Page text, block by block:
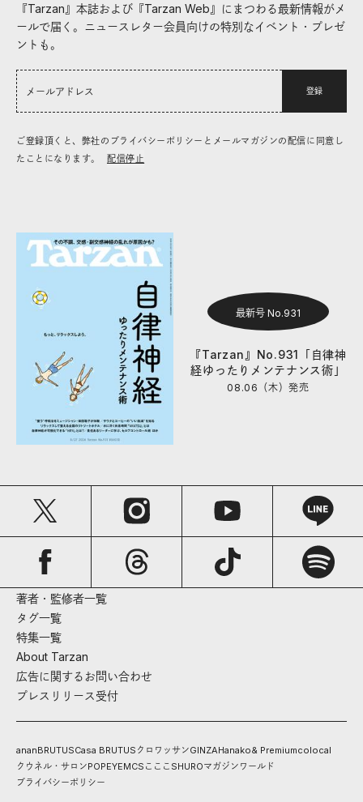
『Tarzan』本誌および『Tarzan Web』にまつわる最新情報がメ
ールで届く。ニュースレター会員向けの特別なイベント・プレゼ
ントも。
登録
ご登録頂くと、弊社のプライバシーポリシーとメールマガジンの配信に同意し
たことになります。
配信停止
最新号 No.931
『Tarzan』No.931「自律神
経ゆったりメンテナンス術」
08.06（木）発売
著者・監修者一覧
タグ一覧
特集一覧
About Tarzan
広告に関するお問い合わせ
プレスリリース受付
ananBRUTUSCasa BRUTUS クロワッサンGINZAHanako& Premiumcolocal
クウネル・サロンPOPEYEMCS こここ SHUROマガジンワールド
プライバシーポリシー